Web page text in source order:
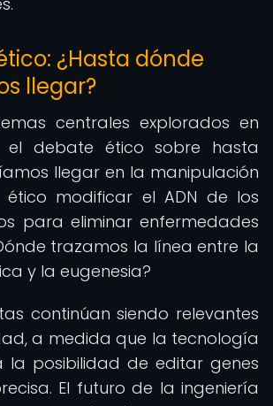
¿Hasta dónde
llegar?
centrales explorados en
el debate ético sobre hasta
llegar en la manipulación
ético modificar el ADN de los
para eliminar enfermedades
trazamos la línea entre la
y la eugenesia?
continúan siendo relevantes
a medida que la tecnología
la posibilidad de editar genes
El futuro de la ingeniería